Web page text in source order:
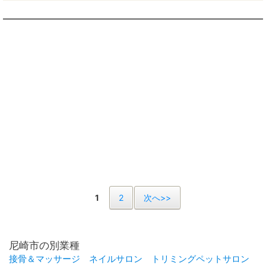
1 2 次へ>>
尼崎市の別業種
接骨＆マッサージ ネイルサロン トリミングペットサロン